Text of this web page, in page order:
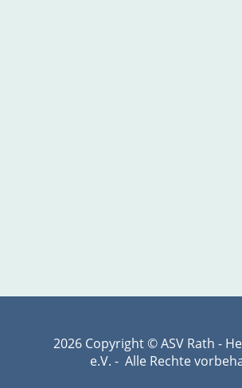
2026 Copyright © ASV Rath -
e.V. - Alle Rechte